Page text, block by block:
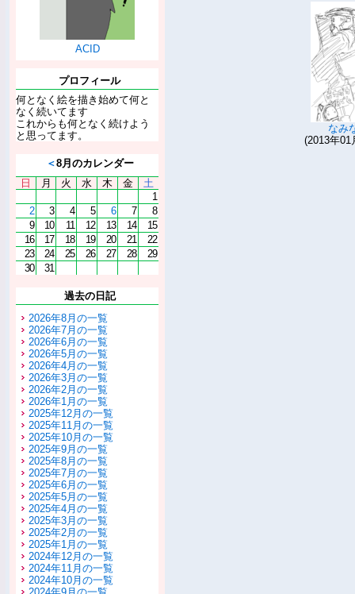
ACID
プロフィール
何となく絵を描き始めて何と
なく続いてます
これからも何となく続けよう
と思ってます。
＜8月のカレンダー
日
月 火 水 木 金
土
1
2
3 4 5 6 7
8
9
10 11 12 13 14
15
16
17 18 19 20 21
22
23
24 25 26 27 28
29
30
31
過去の日記
2026年8月の一覧
2026年7月の一覧
2026年6月の一覧
2026年5月の一覧
2026年4月の一覧
2026年3月の一覧
2026年2月の一覧
2026年1月の一覧
2025年12月の一覧
2025年11月の一覧
2025年10月の一覧
2025年9月の一覧
2025年8月の一覧
2025年7月の一覧
2025年6月の一覧
2025年5月の一覧
2025年4月の一覧
2025年3月の一覧
2025年2月の一覧
2025年1月の一覧
2024年12月の一覧
2024年11月の一覧
2024年10月の一覧
なみ
(2013年01